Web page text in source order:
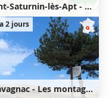
Saint-Saturnin-lès-Apt - Lourète - Vaucarlenque
11km
440m
440m
2 jours
Chavagnac - Les montagnes de Ségur-les-Villas